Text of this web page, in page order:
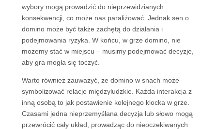
wybory mogą prowadzić do nieprzewidzianych
konsekwencji, co może nas paraliżować. Jednak sen o
domino może być także zachętą do działania i
podejmowania ryzyka. W końcu, w grze domino, nie
możemy stać w miejscu – musimy podejmować decyzje,
aby gra mogła się toczyć.
Warto również zauważyć, że domino w snach może
symbolizować relacje międzyludzkie. Każda interakcja z
inną osobą to jak postawienie kolejnego klocka w grze.
Czasami jedna nieprzemyślana decyzja lub słowo mogą
przewrócić cały układ, prowadząc do nieoczekiwanych